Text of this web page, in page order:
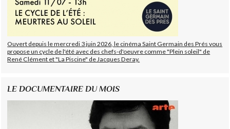
Ouvert depuis le mercredi 3 juin 2026, le cinéma Saint Germain des Prés vous
propose un cycle de l'été avec des chefs-d'oeuvre comme "Plein soleil" de
René Clément et "La Piscine" de Jacques Deray.
LE DOCUMENTAIRE DU MOIS